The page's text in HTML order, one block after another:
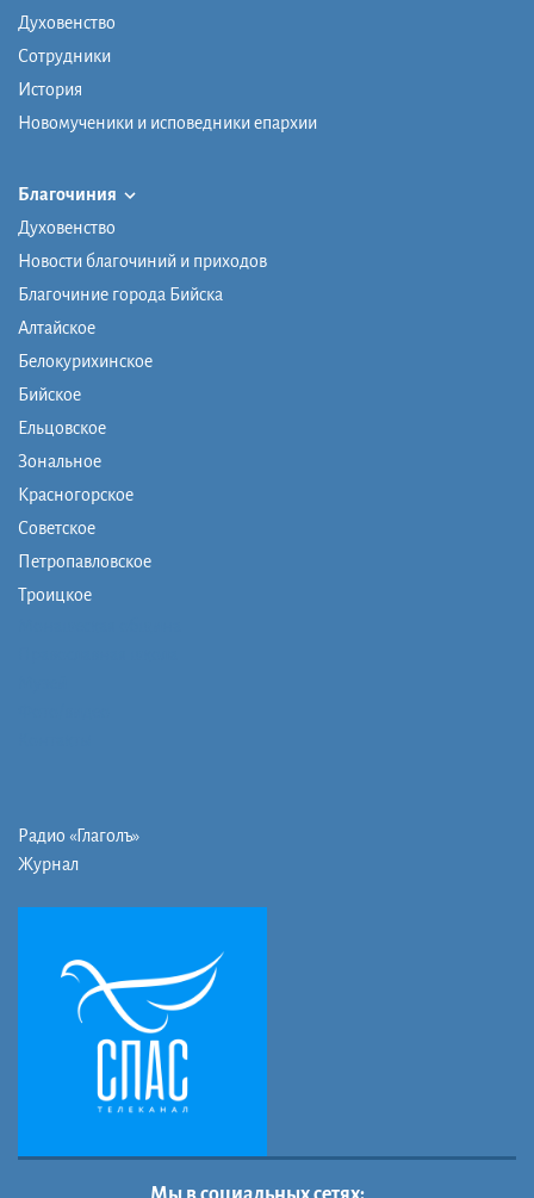
Духовенство
Сотрудники
История
Новомученики и исповедники епархии
Благочиния
Духовенство
Новости благочиний и приходов
Благочиние города Бийска
Алтайское
Белокурихинское
Бийское
Ельцовское
Зональное
Красногорское
Советское
Петропавловское
Троицкое
Радио «Глаголъ»
Журнал